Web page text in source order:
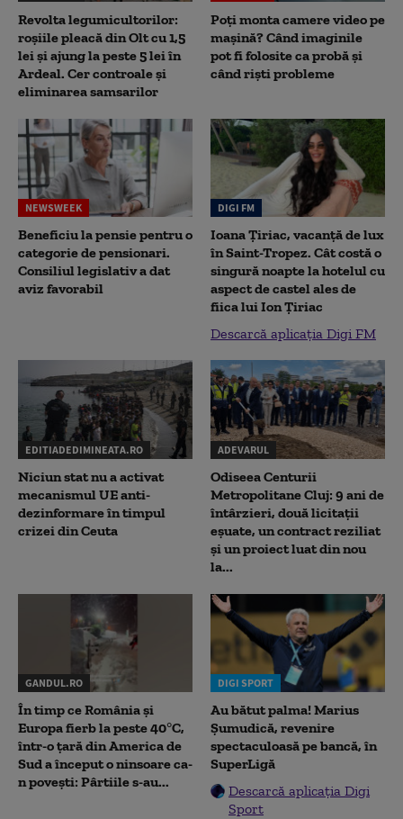
Revolta legumicultorilor:
roșiile pleacă din Olt cu 1,5
lei și ajung la peste 5 lei în
Ardeal. Cer controale și
eliminarea samsarilor
Poți monta camere video pe
mașină? Când imaginile
pot fi folosite ca probă și
când riști probleme
NEWSWEEK
Beneficiu la pensie pentru o
categorie de pensionari.
Consiliul legislativ a dat
aviz favorabil
DIGI FM
Ioana Țiriac, vacanță de lux
în Saint-Tropez. Cât costă o
singură noapte la hotelul cu
aspect de castel ales de
fiica lui Ion Țiriac
Descarcă aplicația Digi FM
EDITIADEDIMINEATA.RO
Niciun stat nu a activat
mecanismul UE anti-
dezinformare în timpul
crizei din Ceuta
ADEVARUL
Odiseea Centurii
Metropolitane Cluj: 9 ani de
întârzieri, două licitații
eșuate, un contract reziliat
și un proiect luat din nou
la...
GANDUL.RO
În timp ce România și
Europa fierb la peste 40°C,
într-o țară din America de
Sud a început o ninsoare ca-
n povești: Pârtiile s-au...
DIGI SPORT
Au bătut palma! Marius
Șumudică, revenire
spectaculoasă pe bancă, în
SuperLigă
Descarcă aplicația Digi
Sport